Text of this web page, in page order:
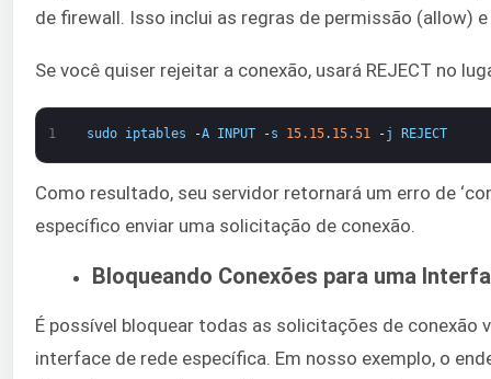
de firewall. Isso inclui as regras de permissão (allow)
Se você quiser rejeitar a conexão, usará REJECT no
1 sudo iptables -A INPUT -s 15.15. 15.51 -j REJECT
Como resultado, seu servidor retornará um erro de
específico enviar uma solicitação de conexão.
Bloqueando Conexões para uma
É possível bloquear todas as solicitações de conexão
interface de rede específica. Em nosso exemplo, o